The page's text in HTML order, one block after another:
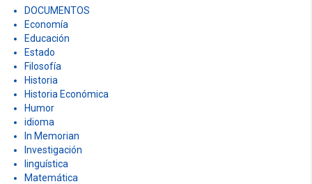
DOCUMENTOS
Economía
Educación
Estado
Filosofía
Historia
Historia Económica
Humor
idioma
In Memorian
Investigación
linguística
Matemática